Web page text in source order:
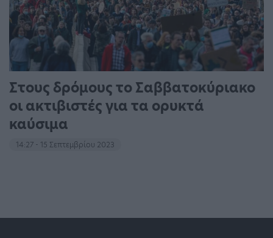
Στους δρόμους το Σαββατοκύριακο
οι ακτιβιστές για τα ορυκτά
καύσιμα
14:27 - 15 Σεπτεμβρίου 2023